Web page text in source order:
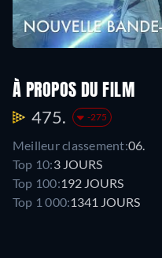
À PROPOS DU FILM
475. -275
Meilleur classement:06.
Top 10:3 JOURS
Top 100:192 JOURS
Top 1 000:1341 JOURS